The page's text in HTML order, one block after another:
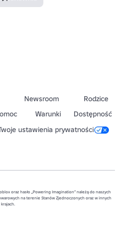
Newsroom
Rodzice
Warunki
Dostępność
ustawienia prywatności
oraz hasło „Powering Imagination” należą do naszych
na terenie Stanów Zjednoczonych oraz w innych
krajach.